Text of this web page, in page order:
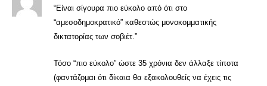
“Είναι σίγουρα πιο εύκολο από ότι στο
“αμεσοδημοκρατικό” καθεστώς μονοκομματικής
δικτατορίας των σοβιέτ.”
Τόσο “πιο εύκολο” ώστε 35 χρόνια δεν άλλαξε τίποτα
(φαντάζομαι ότι δίκαια θα εξακολουθείς να έχεις τις